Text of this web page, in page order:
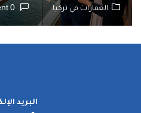
العقارات في تركيا
البريد